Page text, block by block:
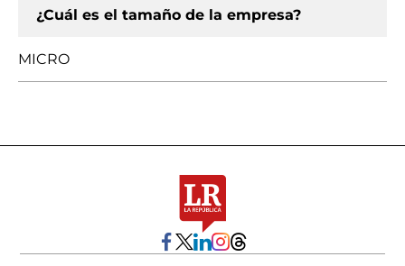
¿Cuál es el tamaño de la empresa?
MICRO